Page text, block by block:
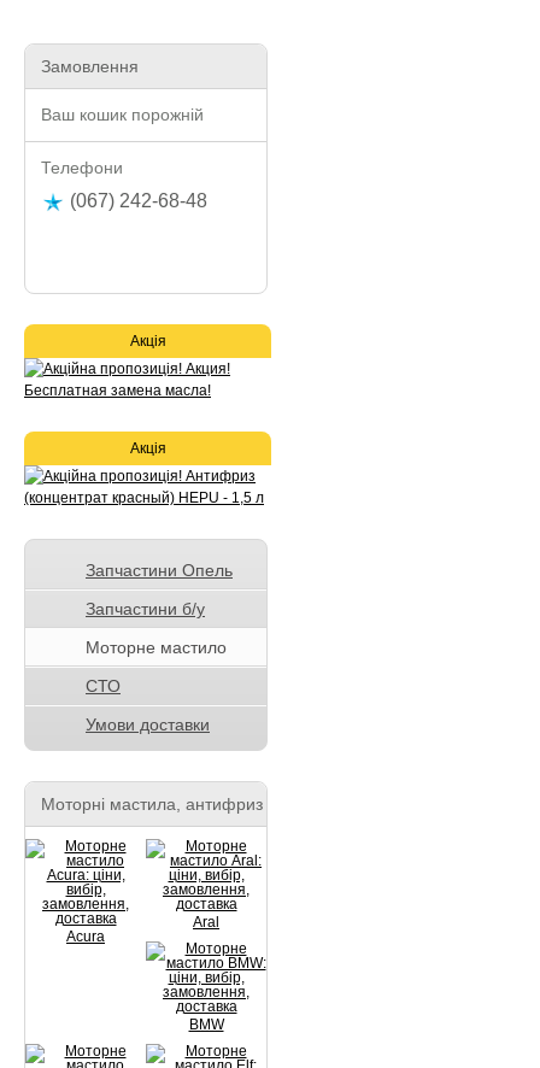
Замовлення
Ваш кошик порожній
Телефони
(067) 242-68-48
Акція
Акція
Запчастини Опель
Запчастини б/у
Моторне мастило
СТО
Умови доставки
Моторні мастила, антифриз
Acura
Aral
BMW